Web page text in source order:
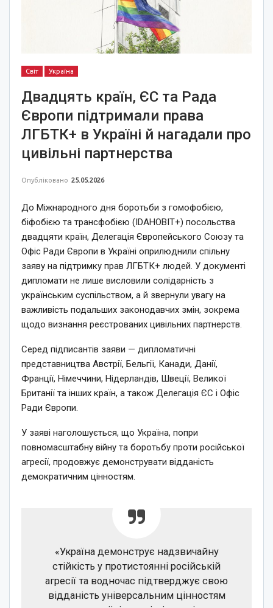
Світ Україна
Двадцять країн, ЄС та Рада
Європи підтримали права
ЛГБТК+ в Україні й нагадали про
цивільні партнерства
Опубліковано 25.05.2026
До Міжнародного дня боротьби з гомофобією,
біфобією та трансфобією (IDAHOBIT+) посольства
двадцяти країн, Делегація Європейського Союзу та
Офіс Ради Європи в Україні оприлюднили спільну
заяву на підтримку прав ЛГБТК+ людей. У документі
дипломати не лише висловили солідарність з
українським суспільством, а й звернули увагу на
важливість подальших законодавчих змін, зокрема
щодо визнання реєстрованих цивільних партнерств.
Серед підписантів заяви — дипломатичні
представництва Австрії, Бельгії, Канади, Данії,
Франції, Німеччини, Нідерландів, Швеції, Великої
Британії та інших країн, а також Делегація ЄС і Офіс
Ради Європи.
У заяві наголошується, що Україна, попри
повномасштабну війну та боротьбу проти російської
агресії, продовжує демонструвати відданість
демократичним цінностям.
«Україна демонструє надзвичайну
стійкість у протистоянні російській
агресії та водночас підтверджує свою
відданість універсальним цінностям